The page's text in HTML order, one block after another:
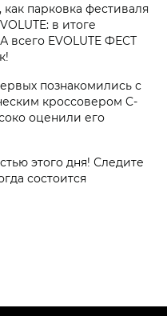
парковка фестиваля
в итоге
всего EVOLUTE ФЕСТ
познакомились с
кроссовером C-
оценили его
этого дня! Следите
состоится